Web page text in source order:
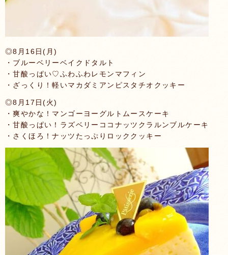
◎8月16日(月)
・ブルーベリーベイクドタルト
・甘酸っぱい♡ふわふわレモンマフィン
・ざっくり！軽いマカダミアンピスタチオクッキー
◎8月17日(火)
・爽やかな！マンゴーヨーグルトムースケーキ
・甘酸っぱい！ラズベリーココナッツクラルンブルケーキ
・さくほろ！ナッツたっぷりロッククッキー